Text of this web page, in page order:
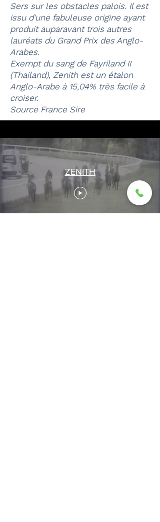
Sers sur les obstacles palois. Il est
issu d'une fabuleuse origine ayant
produit auparavant trois autres
lauréats du Grand Prix des Anglo-
Arabes.
Exempt du sang de Fayriland II
(Thailand), Zenith est un étalon
Anglo-Arabe à 15,04% très facile à
croiser.
Source France Sire
ZENITH